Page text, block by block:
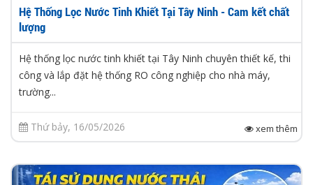
Hệ Thống Lọc Nước Tinh Khiết Tại Tây Ninh - Cam kết chất
lượng
Hệ thống lọc nước tinh khiết tại Tây Ninh chuyên thiết kế, thi
công và lắp đặt hệ thống RO công nghiệp cho nhà máy,
trường...
Thứ bảy, 16/05/2026 xem thêm